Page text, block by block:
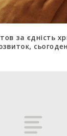
за єдність